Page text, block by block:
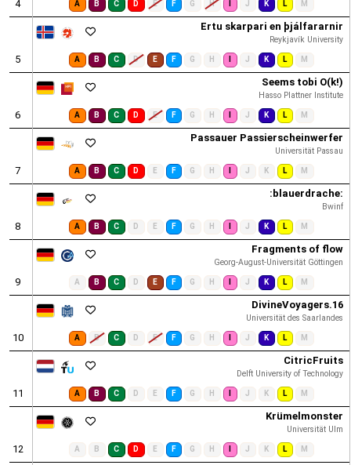
4 A B C D E F G H J K L M
Ertu skarpari en þjálfararnir
Reykjavík University
5 A B C D E F G H J K L M
Seems tobi O(k!)
Hasso Plattner Institute
6 A B C D E F G H J K L M
Passauer Passierscheinwerfer
Universität Passau
7 A B C D E F G H J K L M
:blauerdrache:
Bwinf
8 A B C D E F G H J K L M
Fragments of flow
Georg-August-Universität Göttingen
9 A B C D E F G H J K L M
DivineVoyagers.16
Universität des Saarlandes
10 A B C D E F G H J K L M
CitricFruits
Delft University of Technology
11 A B C D E F G H J K L M
Krümelmonster
Universität Ulm
12 A B C D E F G H J K L M